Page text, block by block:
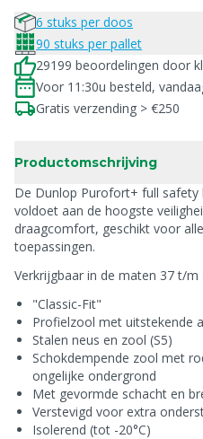
6 stuks per doos
90 stuks per pallet
29199 beoordelingen door
Voor 11:30u besteld,
Gratis verzending > €250
Productomschrijving
De Dunlop Purofort+ full safety
voldoet aan de hoogste
draagcomfort, geschikt voor
toepassingen.
Verkrijgbaar in de maten 37 t/m
"Classic-Fit"
Profielzool met uitstekende
Stalen neus en zool (S5)
Schokdempende zool met
ongelijke ondergrond
Met gevormde schacht en
Verstevigd voor extra
Isolerend (tot -20°C)